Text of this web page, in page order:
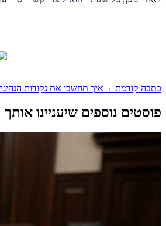
כתבה קודמת → איך תחשבו את נקודות
פוסטים נוספים שיעניינו אותך